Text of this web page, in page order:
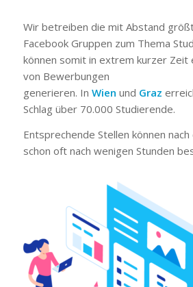
Wir betreiben die mit Abstand
Facebook Gruppen zum Thema
können somit in extrem kurzer Zeit
von Bewerbungen
generieren. In Wien und Graz
Schlag über 70.000 Studierende.
Entsprechende Stellen können
schon oft nach wenigen Stunden